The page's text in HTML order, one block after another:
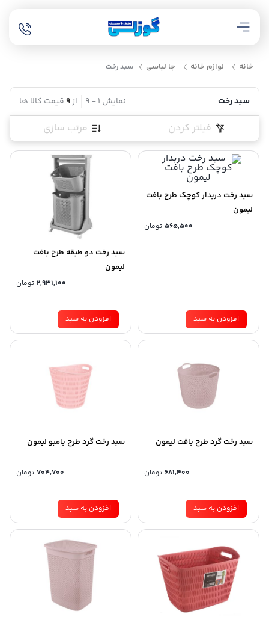
خانه لوازم خانه جا لباسی سبد رخت
سبد رخت نمایش 1
-
9 از9قیمت کالا ها
فیلتر کردن مرتب سازی
سبد رخت دربدار کوچک طرح بافت
لیمون
تومان
افزودن به سبد
سبد رخت دو طبقه طرح بافت
لیمون
تومان
افزودن به سبد
سبد رخت گرد طرح بافت لیمون
تومان
افزودن به سبد
سبد رخت گرد طرح بامبو لیمون
تومان
افزودن به سبد